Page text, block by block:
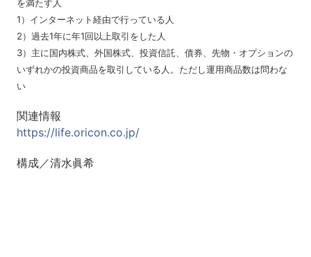
を満たす人
1）インターネット経由で行っている人
2）過去1年に年1回以上取引をした人
3）主に国内株式、外国株式、投資信託、債券、先物・オプションの
いずれかの投資商品を取引している人。ただし運用商品数は問わな
い
関連情報
https://life.oricon.co.jp/
構成／清水眞希